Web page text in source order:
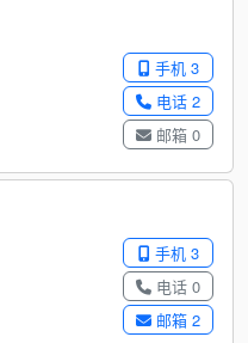
手机 3
电话 2
邮箱 0
手机 3
电话 0
邮箱 2